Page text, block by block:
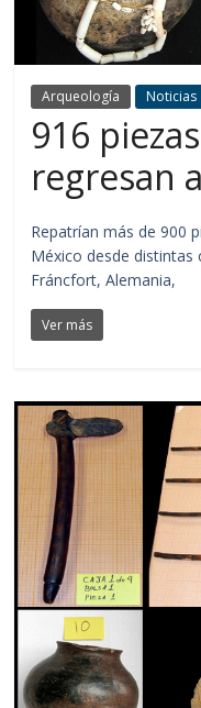
Arqueología Noticias
916
regresan
Repatrían más de 900
México desde distintas
Fráncfort, Alemania,
Ver más